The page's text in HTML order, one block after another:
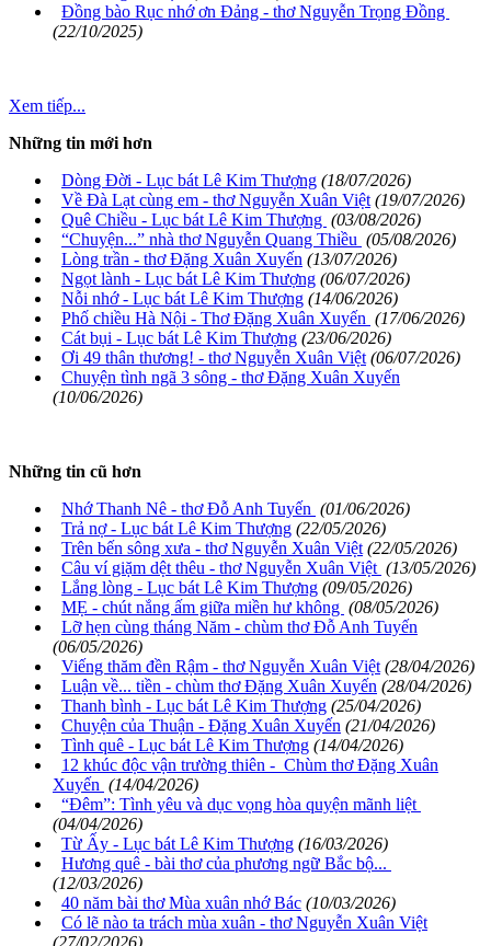
Đồng bào Rục nhớ ơn Đảng - thơ Nguyễn Trọng Đồng
(22/10/2025)
Xem tiếp...
Những tin mới hơn
Dòng Đời - Lục bát Lê Kim Thượng (18/07/2026)
Về Đà Lạt cùng em - thơ Nguyễn Xuân Việt (19/07/2026)
Quê Chiều - Lục bát Lê Kim Thượng (03/08/2026)
“Chuyện...” nhà thơ Nguyễn Quang Thiều (05/08/2026)
Lòng trần - thơ Đặng Xuân Xuyến (13/07/2026)
Ngọt lành - Lục bát Lê Kim Thượng (06/07/2026)
Nỗi nhớ - Lục bát Lê Kim Thượng (14/06/2026)
Phố chiều Hà Nội - Thơ Đặng Xuân Xuyến (17/06/2026)
Cát bụi - Lục bát Lê Kim Thượng (23/06/2026)
Ơi 49 thân thương! - thơ Nguyễn Xuân Việt (06/07/2026)
Chuyện tình ngã 3 sông - thơ Đặng Xuân Xuyến
(10/06/2026)
Những tin cũ hơn
Nhớ Thanh Nê - thơ Đỗ Anh Tuyến (01/06/2026)
Trả nợ - Lục bát Lê Kim Thượng (22/05/2026)
Trên bến sông xưa - thơ Nguyễn Xuân Việt (22/05/2026)
Câu ví giặm dệt thêu - thơ Nguyễn Xuân Việt (13/05/2026)
Lắng lòng - Lục bát Lê Kim Thượng (09/05/2026)
MẸ - chút nắng ấm giữa miền hư không (08/05/2026)
Lỡ hẹn cùng tháng Năm - chùm thơ Đỗ Anh Tuyến
(06/05/2026)
Viếng thăm đền Rậm - thơ Nguyễn Xuân Việt (28/04/2026)
Luận về... tiền - chùm thơ Đặng Xuân Xuyến (28/04/2026)
Thanh bình - Lục bát Lê Kim Thượng (25/04/2026)
Chuyện của Thuận - Đặng Xuân Xuyến (21/04/2026)
Tình quê - Lục bát Lê Kim Thượng (14/04/2026)
12 khúc độc vận trường thiên - Chùm thơ Đặng Xuân
Xuyến (14/04/2026)
“Đêm”: Tình yêu và dục vọng hòa quyện mãnh liệt
(04/04/2026)
Từ Ấy - Lục bát Lê Kim Thượng (16/03/2026)
Hương quê - bài thơ của phương ngữ Bắc bộ...
(12/03/2026)
40 năm bài thơ Mùa xuân nhớ Bác (10/03/2026)
Có lẽ nào ta trách mùa xuân - thơ Nguyễn Xuân Việt
(27/02/2026)